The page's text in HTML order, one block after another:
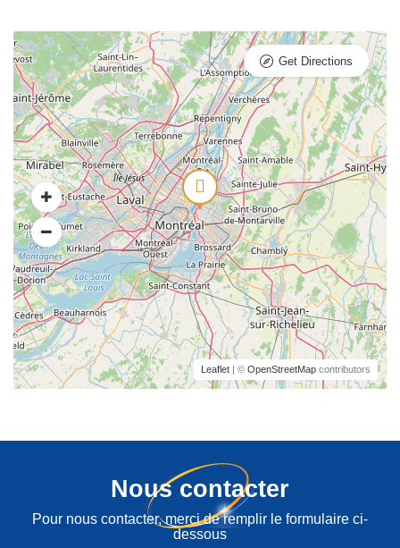
Leaflet | © OpenStreetMap contributors
Get Directions
Nous contacter
Pour nous contacter, merci de remplir le formulaire ci-
dessous